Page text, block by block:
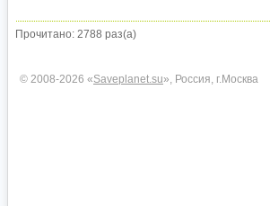
Прочитано: 2788 раз(а)
© 2008-2026 «Saveplanet.su», Россия, г.Москва